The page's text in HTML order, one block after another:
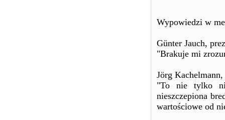
Wypowiedzi w
Günter Jauch,
"Brakuje mi
Jörg
"To nie tylko
nieszczepiona
wartościowe od